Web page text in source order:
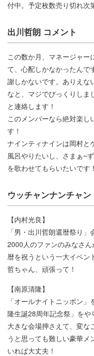
付中。予定枚数売り切れ次
出川哲朗 コメント
この数か月、マネージャ
て、心配しかなかったんで
謝しかないです。ありえな
なと、マジでびっくりしま
と連絡します！
このメンバーなら絶対楽
す！
ナインティナインは岡村と
風呂やりたいし、さまぁ~
を歌わせてもらいたいです！
ウッチャンナンチャン
【内村光良】
「男・出川哲朗還暦祭り
2000人のファンのみなさ
暦を祝うという一大イベン
哲ちゃん、頑張って！
【南原清隆】
「オールナイトニッポン
隆生誕28周年記念祭」を
大きな会場押さえて、変な
うと思っても難しい豪華
いれば大丈夫！